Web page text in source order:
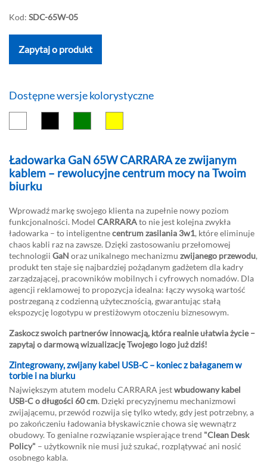
Kod: SDC-65W-05
Zapytaj o produkt
Dostępne wersje kolorystyczne
Ładowarka GaN 65W CARRARA ze zwijanym
kablem – rewolucyjne centrum mocy na Twoim
biurku
Wprowadź markę swojego klienta na zupełnie nowy poziom
funkcjonalności. Model CARRARAto nie jest kolejna zwykła
ładowarka – to inteligentnecentrum zasilania 3w1, które eliminuje
chaos kabli raz na zawsze. Dzięki zastosowaniu przełomowej
technologii GaN oraz unikalnego mechanizmu zwijanego przewodu,
produkt ten staje się najbardziej pożądanym gadżetem dla kadry
zarządzającej, pracowników mobilnych i cyfrowych nomadów. Dla
agencji reklamowej to propozycja idealna: łączy wysoką wartość
postrzeganą z codzienną użytecznością, gwarantując stałą
ekspozycję logotypu w prestiżowym otoczeniu biznesowym.
Zaskocz swoich partnerów innowacją, która realnie ułatwia życie –
zapytaj o darmową wizualizację Twojego logo już dziś!
Zintegrowany, zwijany kabel USB-C – koniec z bałaganem w
torbie i na biurku
Największym atutem modelu CARRARA jestwbudowany kabel
USB-C o długości 60 cm. Dzięki precyzyjnemu mechanizmowi
zwijającemu, przewód rozwija się tylko wtedy, gdy jest potrzebny, a
po zakończeniu ładowania błyskawicznie chowa się wewnątrz
obudowy. To genialne rozwiązanie wspierające trend "Clean Desk
Policy" – użytkownik nie musi już szukać, rozplątywać ani nosić
osobnego kabla.